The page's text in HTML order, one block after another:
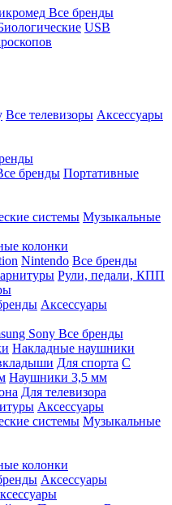
Все бренды
USB
Все телевизоры Аксессуары
бренды Портативные
системы Музыкальные
колонки
Nintendo Все бренды
Рули, педали, КПП
Аксессуары
Sony Все бренды
Накладные наушники
Для спорта С
Наушники 3,5 мм
Для телевизора
Аксессуары
системы Музыкальные
колонки
Аксессуары